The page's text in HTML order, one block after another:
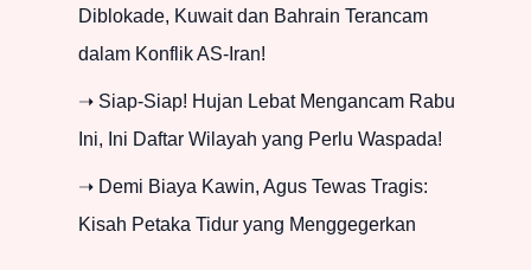
Diblokade, Kuwait dan Bahrain Terancam
dalam Konflik AS-Iran!
➝ Siap-Siap! Hujan Lebat Mengancam Rabu
Ini, Ini Daftar Wilayah yang Perlu Waspada!
➝ Demi Biaya Kawin, Agus Tewas Tragis:
Kisah Petaka Tidur yang Menggegerkan